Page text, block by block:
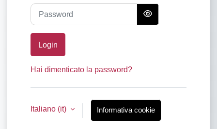
Password
Login
Hai dimenticato la password?
Italiano ‎(it)‎ Informativa cookie